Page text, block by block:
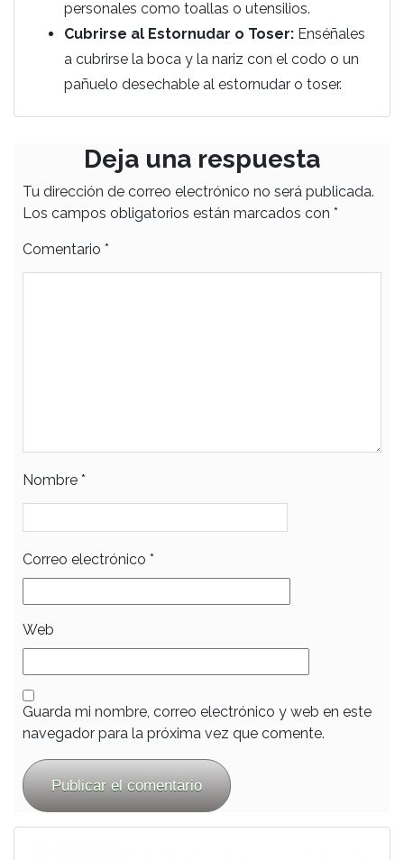
personales como toallas o utensilios.
Cubrirse al Estornudar o Toser: Enséñales
a cubrirse la boca y la nariz con el codo o un
pañuelo desechable al estornudar o toser.
Deja una respuesta
Tu dirección de correo electrónico no será publicada.
Los campos obligatorios están marcados con *
Comentario *
Nombre *
Correo electrónico *
Web
Guarda mi nombre, correo electrónico y web en este
navegador para la próxima vez que comente.